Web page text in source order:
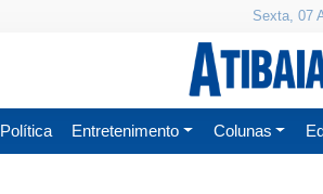
Sexta, 07
Política Entretenimento Colunas